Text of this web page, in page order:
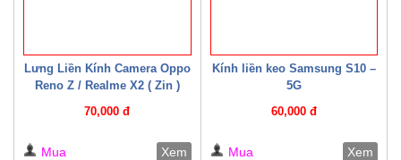
Lưng Liền Kính Camera Oppo
Reno Z / Realme X2 ( Zin )
70,000 đ
Mua Xem
Kính liền keo Samsung S10 –
5G
60,000 đ
Mua Xem